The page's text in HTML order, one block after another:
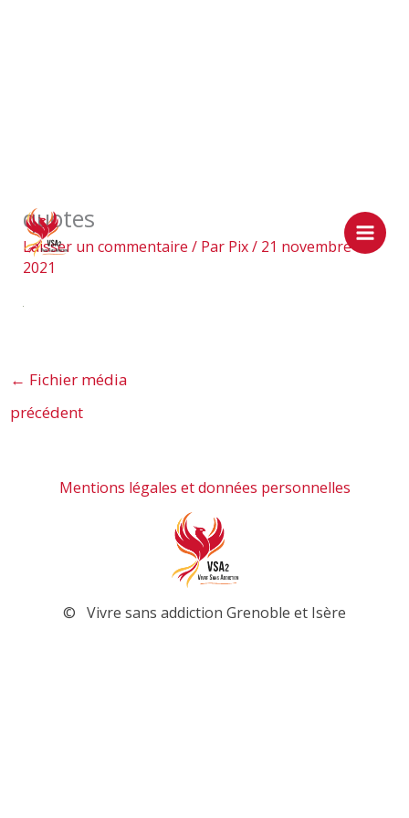
contenu
quotes
Laisser un commentaire / Par Pix/ 21 novembre
2021
← Fichier média
précédent
Mentions légales et données personnelles
© Vivre sans addiction Grenoble et Isère